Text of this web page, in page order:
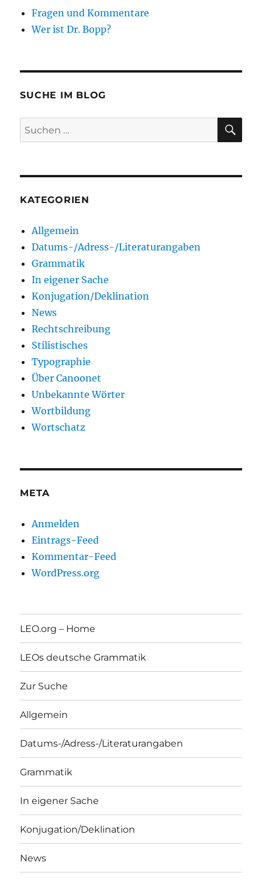
Fragen und Kommentare
Wer ist Dr. Bopp?
SUCHE IM BLOG
Suchen
nach:
KATEGORIEN
Allgemein
Datums-/Adress-/Literaturangaben
Grammatik
In eigener Sache
Konjugation/Deklination
News
Rechtschreibung
Stilistisches
Typographie
Über Canoonet
Unbekannte Wörter
Wortbildung
Wortschatz
META
Anmelden
Eintrags-Feed
Kommentar-Feed
WordPress.org
LEO.org – Home
LEOs deutsche Grammatik
Zur Suche
Allgemein
Datums-/Adress-/Literaturangaben
Grammatik
In eigener Sache
Konjugation/Deklination
News